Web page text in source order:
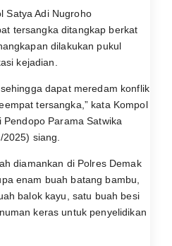
Satya Adi Nugroho
tersangka ditangkap berkat
dilakukan pukul
kejadian.
dapat meredam konflik
tersangka,” kata Kompol
Parama Satwika
2025) siang.
diamankan di Polres Demak
enam buah batang bambu,
balok kayu, satu buah besi
keras untuk penyelidikan